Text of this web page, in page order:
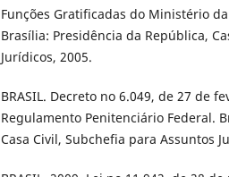
Funções Gratificadas do Ministério
Brasília: Presidência da República,
Jurídicos, 2005.
BRASIL. Decreto no 6.049, de 27 de
Regulamento Penitenciário Federal.
Casa Civil, Subchefia para Assuntos